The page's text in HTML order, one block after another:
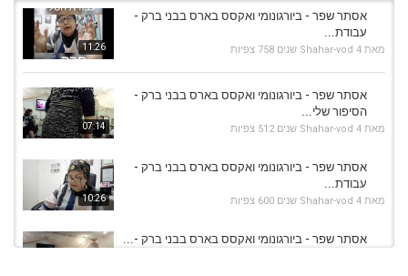
11:26
אסתר שפר - ביורגונומי ואקסס בארס בבני ברק -
עבודת...
מאת Shahar-vod 4 שנים 758 צפיות
07:14
אסתר שפר - ביורגונומי ואקסס בארס בבני ברק -
הסיפור שלי...
מאת Shahar-vod 4 שנים 512 צפיות
10:26
אסתר שפר - ביורגונומי ואקסס בארס בבני ברק -
עבודת...
מאת Shahar-vod 4 שנים 600 צפיות
אסתר שפר - ביורגונומי ואקסס בארס בבני ברק -...